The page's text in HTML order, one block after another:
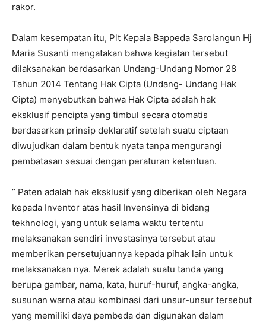
rakor.
Dalam kesempatan itu, Plt Kepala Bappeda Sarolangun Hj
Maria Susanti mengatakan bahwa kegiatan tersebut
dilaksanakan berdasarkan Undang-Undang Nomor 28
Tahun 2014 Tentang Hak Cipta (Undang- Undang Hak
Cipta) menyebutkan bahwa Hak Cipta adalah hak
eksklusif pencipta yang timbul secara otomatis
berdasarkan prinsip deklaratif setelah suatu ciptaan
diwujudkan dalam bentuk nyata tanpa mengurangi
pembatasan sesuai dengan peraturan ketentuan.
” Paten adalah hak eksklusif yang diberikan oleh Negara
kepada Inventor atas hasil Invensinya di bidang
tekhnologi, yang untuk selama waktu tertentu
melaksanakan sendiri investasinya tersebut atau
memberikan persetujuannya kepada pihak lain untuk
melaksanakan nya. Merek adalah suatu tanda yang
berupa gambar, nama, kata, huruf-huruf, angka-angka,
susunan warna atau kombinasi dari unsur-unsur tersebut
yang memiliki daya pembeda dan digunakan dalam